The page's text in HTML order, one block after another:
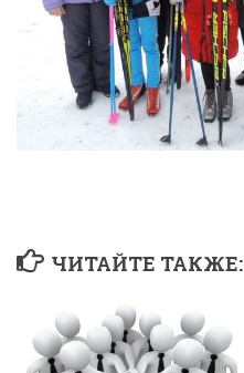
ЧИТАЙТЕ ТАКЖЕ: